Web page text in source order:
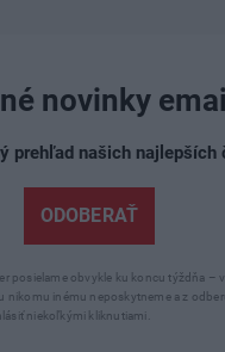
novinky
prehľad našich najlepších
ODOBERAŤ
posielame obvykle ku koncu týždňa –
nikomu inému neposkytneme a z
niekoľkými kliknutiami.